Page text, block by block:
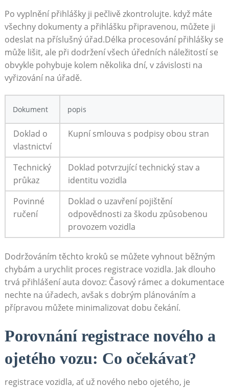
Po vyplnění přihlášky ji pečlivě zkontrolujte. když máte
všechny dokumenty a přihlášku připravenou, můžete ji
odeslat na příslušný úřad.Délka procesování přihlášky se
může lišit, ale při dodržení všech úředních náležitostí se
obvykle pohybuje kolem několika dní, v závislosti na
vyřizování na úřadě.
Dokument popis
Doklad o
vlastnictví
Kupní smlouva s podpisy obou stran
Technický
průkaz
Doklad potvrzující technický stav a
identitu vozidla
Povinné
ručení
Doklad o uzavření pojištění
odpovědnosti za škodu způsobenou
provozem vozidla
Dodržováním těchto kroků se můžete vyhnout běžným
chybám a urychlit proces registrace vozidla. Jak dlouho
trvá přihlášení auta dovoz: Časový rámec a dokumentace
nechte na úřadech, avšak s dobrým plánováním a
přípravou můžete minimalizovat dobu čekání.
Porovnání registrace nového a
ojetého vozu: Co očekávat?
registrace vozidla, ať už nového nebo ojetého, je